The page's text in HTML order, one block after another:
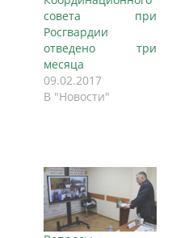
совета при
Росгвардии
отведено три
месяца
09.02.2017
В "Новости"